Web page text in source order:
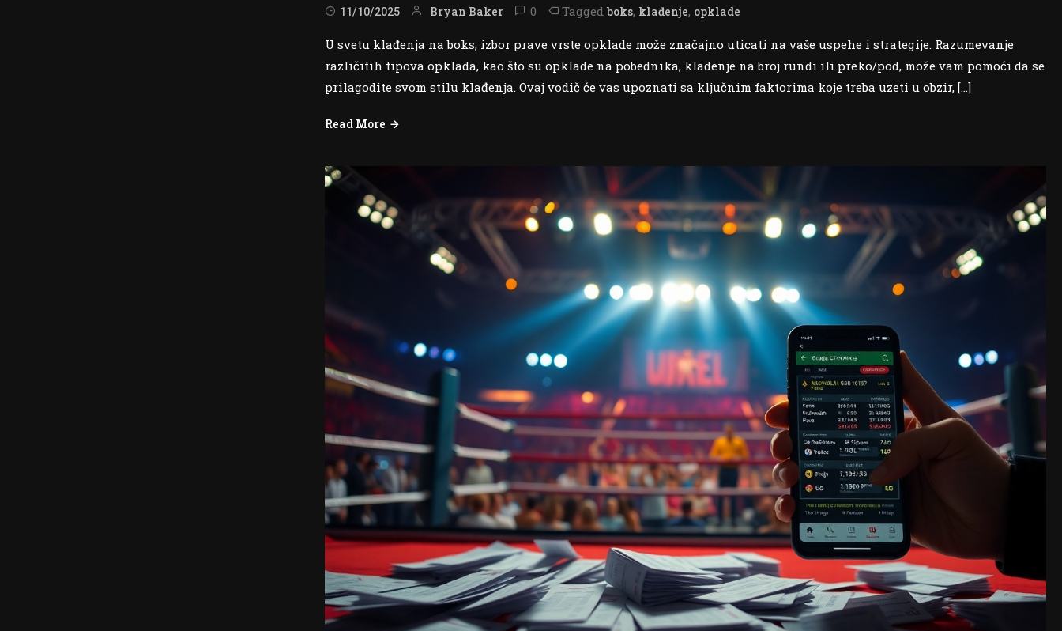
11/10/2025 Bryan Baker 0 Taggedboks, klađenje, opklade
U svetu klađenja na boks, izbor prave vrste opklade može značajno uticati na vaše uspehe i strategije. Razumevanje
različitih tipova opklada, kao što su opklade na pobednika, kladenje na broj rundi ili preko/pod, može vam pomoći da se
prilagodite svom stilu klađenja. Ovaj vodič će vas upoznati sa ključnim faktorima koje treba uzeti u obzir, […]
Read More